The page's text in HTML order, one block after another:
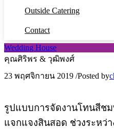
Outside Catering
Contact
Wedding House
คุณศิริพร & วุฒิพงศ์
23 พฤศจิกายน 2019 /Posted by
รูปแบบการจัดงานโทนสีช
แจกแจงสินสอด ช่วงระหว่